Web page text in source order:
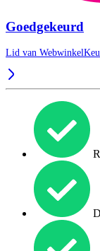
Goedgekeurd
Lid van